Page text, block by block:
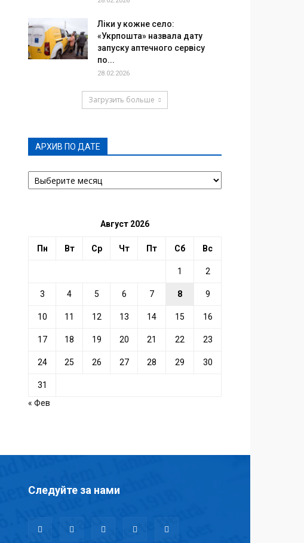
Ліки у кожне село:
«Укрпошта» назвала дату
запуску аптечного сервісу
по...
28.02.2026
Загрузить больше
АРХИВ ПО ДАТЕ
АРХИВ
ПО
Август 2026
Пн Вт Ср Чт Пт Сб Вс
1 2
3 4 5 6 7 8 9
10 11 12 13 14 15 16
17 18 19 20 21 22 23
24 25 26 27 28 29 30
31
« Фев
Следуйте за нами